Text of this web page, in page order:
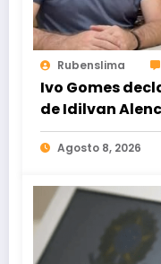
Rubenslima
Ivo Gomes
de Idilvan
federal
Agosto 8, 2026